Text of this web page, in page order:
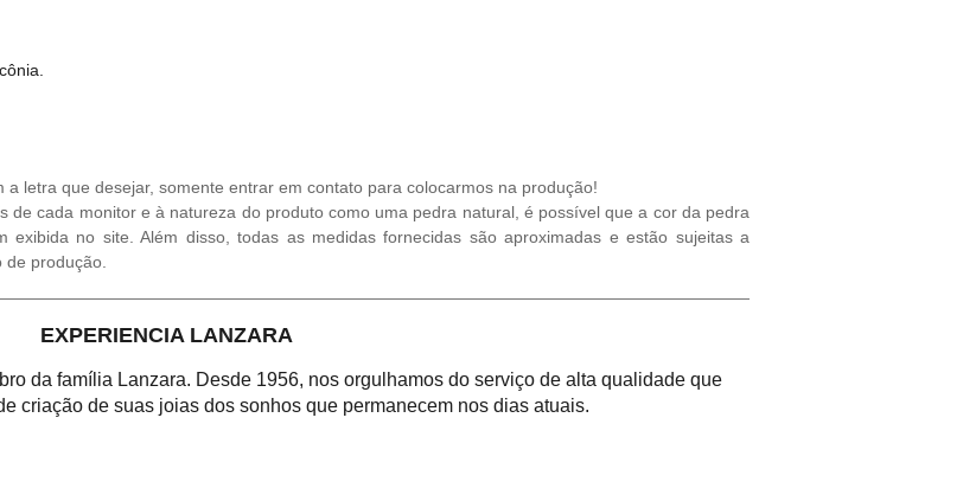
letra que desejar, somente entrar em contato para colocarmos na produção!
de cada monitor e à natureza do produto como uma pedra natural, é possível que a cor da pedra
exibida no site. Além disso, todas as medidas fornecidas são aproximadas e estão sujeitas a
produção.
EXPERIENCIA LANZARA
da família Lanzara. Desde 1956, nos orgulhamos do serviço de alta qualidade que
criação de suas joias dos sonhos que permanecem nos dias atuais.